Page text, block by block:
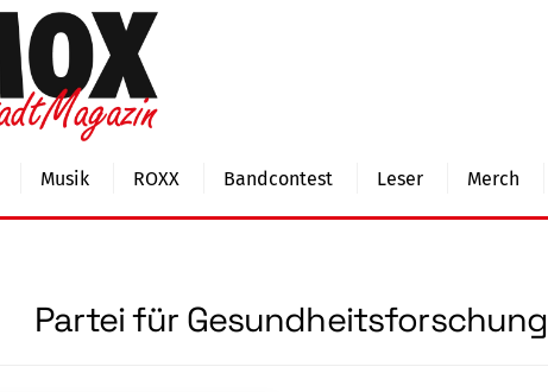
Musik ROXX Bandcontest Leser Merch
Partei für Gesundheitsforschung